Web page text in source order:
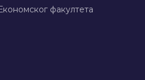
факултета